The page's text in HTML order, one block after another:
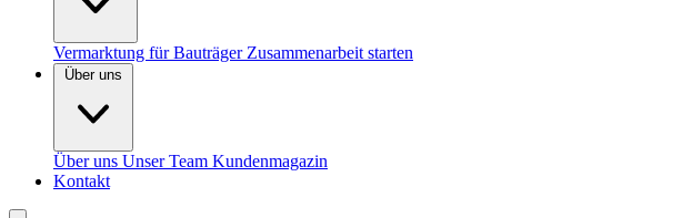
Vermarktung für Bauträger Zusammenarbeit starten
Über uns
Über uns Unser Team Kundenmagazin
Kontakt